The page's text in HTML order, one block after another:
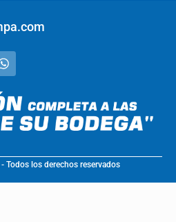
Todos los derechos reservados